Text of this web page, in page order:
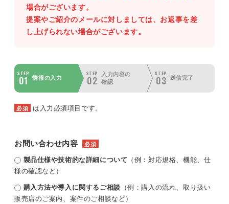
場合がございます。
提案やご紹介のメールに対しましては、お返事を差
し上げられない場合がございます。
STEP
01 情報の入力
STEP
02
入力内容の
確認
STEP
03 送信完了
必須 は入力必須項目です。
お問い合わせ内容 必須
製品仕様や技術的な詳細について （例：対応規格、機能、仕
様の確認など）
購入方法や導入に関するご相談 （例：購入の流れ、取り扱い
販売店のご案内、案件のご相談など）